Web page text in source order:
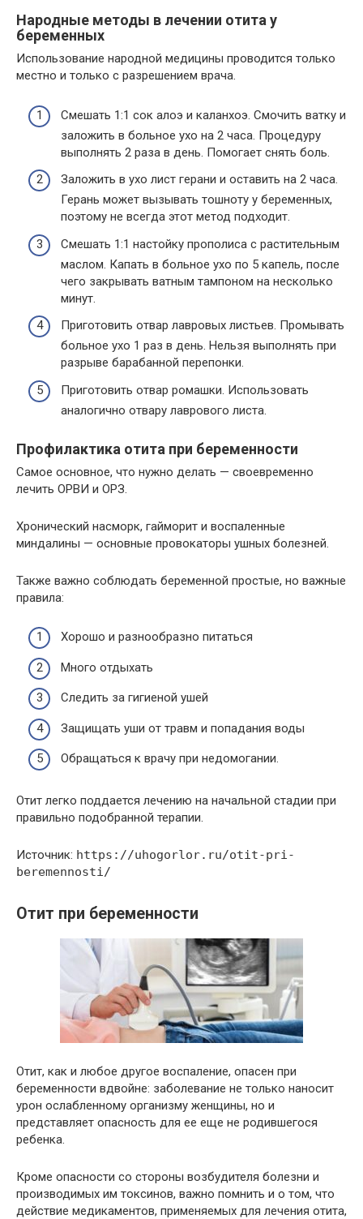
Народные методы в лечении отита у
беременных
Использование народной медицины проводится только
местно и только с разрешением врача.
Смешать 1:1 сок алоэ и каланхоэ. Смочить ватку и
заложить в больное ухо на 2 часа. Процедуру
выполнять 2 раза в день. Помогает снять боль.
Заложить в ухо лист герани и оставить на 2 часа.
Герань может вызывать тошноту у беременных,
поэтому не всегда этот метод подходит.
Смешать 1:1 настойку прополиса с растительным
маслом. Капать в больное ухо по 5 капель, после
чего закрывать ватным тампоном на несколько
минут.
Приготовить отвар лавровых листьев. Промывать
больное ухо 1 раз в день. Нельзя выполнять при
разрыве барабанной перепонки.
Приготовить отвар ромашки. Использовать
аналогично отвару лаврового листа.
Профилактика отита при беременности
Самое основное, что нужно делать — своевременно
лечить ОРВИ и ОРЗ.
Хронический насморк, гайморит и воспаленные
миндалины — основные провокаторы ушных болезней.
Также важно соблюдать беременной простые, но важные
правила:
Хорошо и разнообразно питаться
Много отдыхать
Следить за гигиеной ушей
Защищать уши от травм и попадания воды
Обращаться к врачу при недомогании.
Отит легко поддается лечению на начальной стадии при
правильно подобранной терапии.
Источник: https://uhogorlor.ru/otit-pri-
beremennosti/
Отит при беременности
Отит, как и любое другое воспаление, опасен при
беременности вдвойне: заболевание не только наносит
урон ослабленному организму женщины, но и
представляет опасность для ее еще не родившегося
ребенка.
Кроме опасности со стороны возбудителя болезни и
производимых им токсинов, важно помнить и о том, что
действие медикаментов, применяемых для лечения отита,